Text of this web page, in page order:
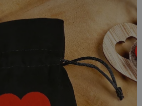
małe woreczki
możesz wykorzystać na wiele
torebeczki z serduszkiem
małe prezenty na
Walentynki,
rocznicę
. Możesz umieścić w nich
wręczane jako
podziękowania dla
np. ręcznie robione świeczki zapachowe
Materiałowe woreczki z
sprawdzą się także w roli
przechowywane w szkatułce lub